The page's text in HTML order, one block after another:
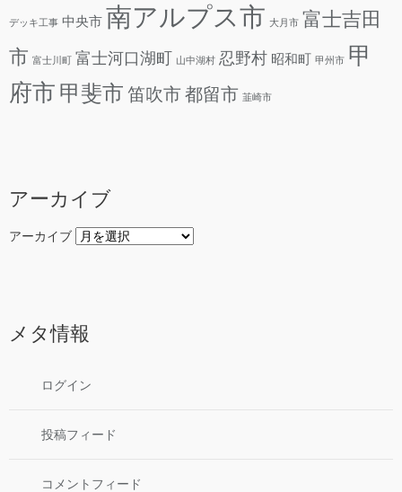
デッキ工事 中央市 南アルプス市 大月市 富士吉田
市 富士川町 富士河口湖町 山中湖村 忍野村 昭和町 甲州市 甲
府市 甲斐市 笛吹市都留市 韮崎市
アーカイブ
アーカイブ
メタ情報
ログイン
投稿フィード
コメントフィード